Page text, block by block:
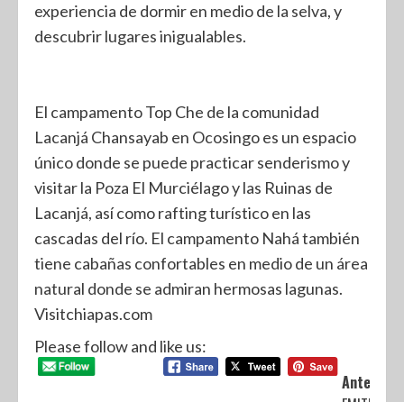
experiencia de dormir en medio de la selva, y
descubrir lugares inigualables.
El campamento Top Che de la comunidad
Lacanjá Chansayab en Ocosingo es un espacio
único donde se puede practicar senderismo y
visitar la Poza El Murciélago y las Ruinas de
Lacanjá, así como rafting turístico en las
cascadas del río. El campamento Nahá también
tiene cabañas confortables en medio de un área
natural donde se admiran hermosas lagunas.
Visitchiapas.com
Please follow and like us:
Anterior: